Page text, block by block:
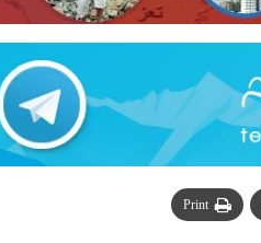
Print